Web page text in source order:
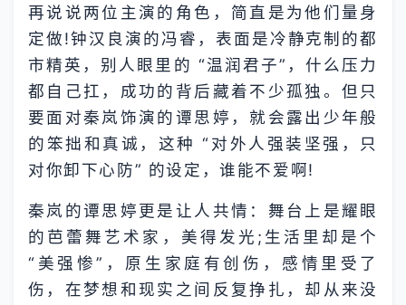
再说说两位主演的角色，简直是为他们量身
定做!钟汉良演的冯睿，表面是冷静克制的都
市精英，别人眼里的 “温润君子”，什么压力
都自己扛，成功的背后藏着不少孤独。但只
要面对秦岚饰演的谭思婷，就会露出少年般
的笨拙和真诚，这种 “对外人强装坚强，只
对你卸下心防” 的设定，谁能不爱啊!​
秦岚的谭思婷更是让人共情：舞台上是耀眼
的芭蕾舞艺术家，美得发光;生活里却是个
“美强惨”，原生家庭有创伤，感情里受了
伤，在梦想和现实之间反复挣扎，却从来没